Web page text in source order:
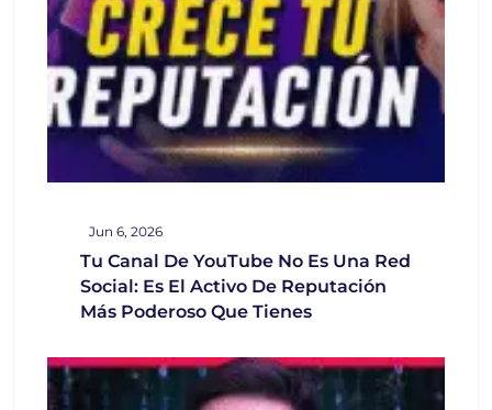
Jun 6, 2026
Tu Canal De YouTube No Es Una Red
Social: Es El Activo De Reputación
Más Poderoso Que Tienes